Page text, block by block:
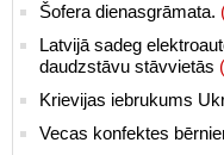
Šofera dienasgrāmata.
Latvijā sadeg
daudzstāvu stāvvietās
Krievijas iebrukums
Vecas konfektes